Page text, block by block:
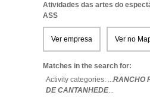
Atividades das artes do
ASS
Ver empresa Ver no
Matches in the search for:
Activity categories: ...RANCHO
DE CANTANHEDE...